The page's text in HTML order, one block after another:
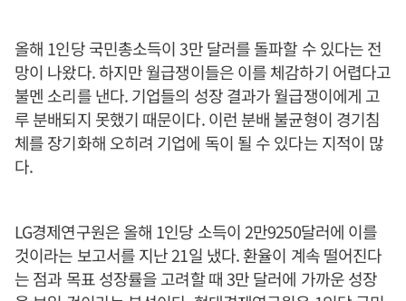
올해 1인당 국민총소득이 3만 달러를 돌파할 수 있다는 전
망이 나왔다. 하지만 월급쟁이들은 이를 체감하기 어렵다고
불멘 소리를 낸다. 기업들의 성장 결과가 월급쟁이에게 고
루 분배되지 못했기 때문이다. 이런 분배 불균형이 경기침
체를 장기화해 오히려 기업에 독이 될 수 있다는 지적이 많
다.
LG경제연구원은 올해 1인당 소득이 2만9250달러에 이를
것이라는 보고서를 지난 21일 냈다. 환율이 계속 떨어진다
는 점과 목표 성장률을 고려할 때 3만 달러에 가까운 성장